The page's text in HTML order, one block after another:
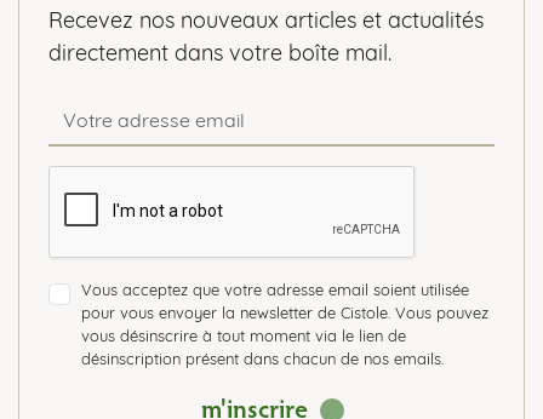
Recevez nos nouveaux articles et actualités
directement dans votre boîte mail.
Vous acceptez que votre adresse email soient utilisée
pour vous envoyer la newsletter de Cistole. Vous pouvez
vous désinscrire à tout moment via le lien de
désinscription présent dans chacun de nos emails.
m'inscrire